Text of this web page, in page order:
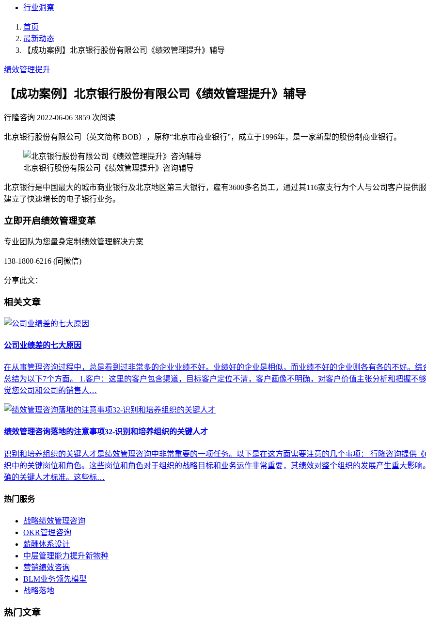
行业洞察
首页
最新动态
【成功案例】北京银行股份有限公司《绩效管理提升》辅导
绩效管理提升
【成功案例】北京银行股份有限公司《绩效管理提升》辅导
行隆咨询 2022-06-06 3859 次阅读
北京银行股份有限公司（英文简称 BOB），原称“北京市商业银行”，成立于1996年，是一家新型的股份制商业银行。
北京银行股份有限公司《绩效管理提升》咨询辅导
北京银行是中国最大的城市商业银行及北京地区第三大银行，雇有3600多名员工，通过其116家支行为个人与公司客户提供
建立了快速增长的电子银行业务。
立即开启绩效管理变革
专业团队为您量身定制绩效管理解决方案
138-1800-6216 (同微信)
分享此文：
相关文章
公司业绩差的七大原因
在从事管理咨询过程中，总是看到过非常多的企业业绩不好。业绩好的企业是相似，而业绩不好的企业则各有各的不好。
总结为以下7个方面。 1.客户：这里的客户包含渠道，目标客户定位不清，客户画像不明确，对客户价值主张分析和把握
觉您公司和公司的销售人…
绩效管理咨询落地的注意事项32-识别和培养组织的关键人才
识别和培养组织的关键人才是绩效管理咨询中非常重要的一项任务。以下是在这方面需要注意的几个事项： 行隆咨询提供
织中的关键岗位和角色。这些岗位和角色对于组织的战略目标和业务运作非常重要，其绩效对整个组织的发展产生重大影
确的关键人才标准。这些标…
热门服务
战略绩效管理咨询
OKR管理咨询
薪酬体系设计
中层管理能力提升新物种
营销绩效咨询
BLM业务领先模型
战略落地
热门文章